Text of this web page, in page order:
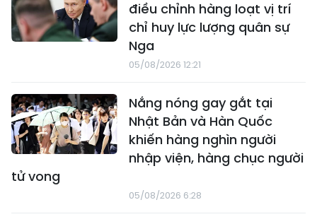
điều chỉnh hàng loạt vị trí
chỉ huy lực lượng quân sự
Nga
05/08/2026 12:21
Nắng nóng gay gắt tại
Nhật Bản và Hàn Quốc
khiến hàng nghìn người
nhập viện, hàng chục người
tử vong
05/08/2026 6:28